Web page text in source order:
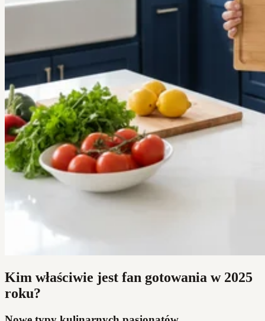
Kim właściwie jest fan gotowania w 2025
roku?